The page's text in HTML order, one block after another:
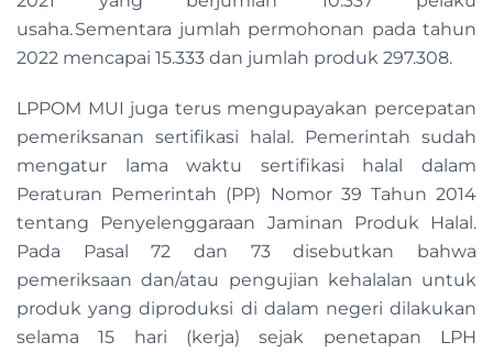
usaha. Sementara jumlah permohonan pada tahun
2022 mencapai 15.333 dan jumlah produk 297.308.
LPPOM MUI juga terus mengupayakan percepatan
pemeriksanan sertifikasi halal. Pemerintah sudah
mengatur lama waktu sertifikasi halal dalam
Peraturan Pemerintah (PP) Nomor 39 Tahun 2014
tentang Penyelenggaraan Jaminan Produk Halal.
Pada Pasal 72 dan 73 disebutkan bahwa
pemeriksaan dan/atau pengujian kehalalan untuk
produk yang diproduksi di dalam negeri dilakukan
selama 15 hari (kerja) sejak penetapan LPH